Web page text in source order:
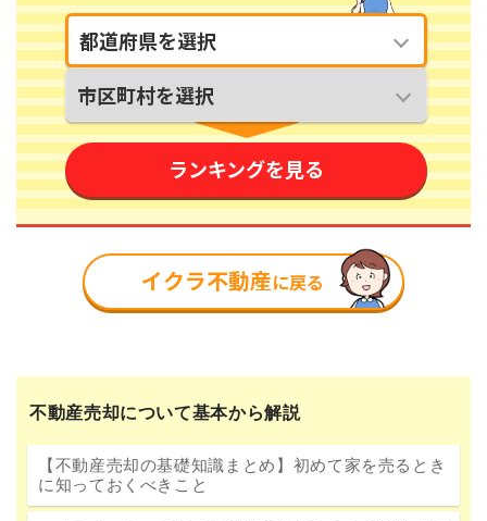
不動産売却について基本から解説
【不動産売却の基礎知識まとめ】初めて家を売るとき
に知っておくべきこと